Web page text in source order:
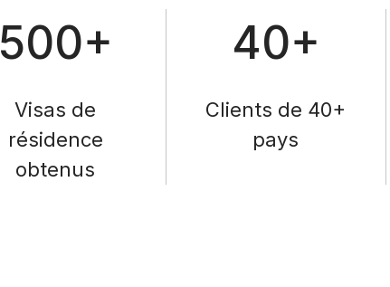
500+
Visas de
résidence
obtenus
40+
Clients de 40+
pays